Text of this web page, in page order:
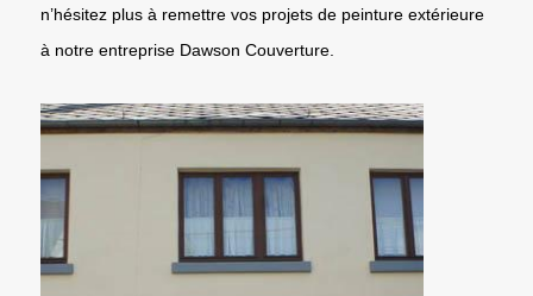
n’hésitez plus à remettre vos projets de peinture extérieure
à notre entreprise Dawson Couverture.